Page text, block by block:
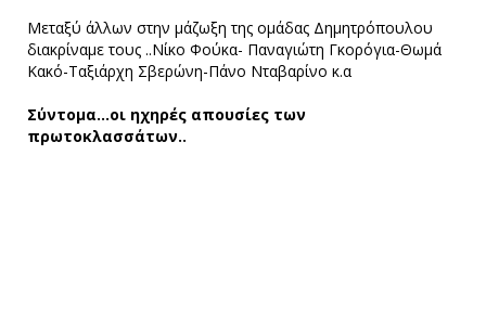
Μεταξύ άλλων στην μάζωξη της ομάδας Δημητρόπουλου
διακρίναμε τους ..Νίκο Φούκα- Παναγιώτη Γκορόγια-Θωμά
Κακό-Ταξιάρχη Σβερώνη-Πάνο Νταβαρίνο κ.α
Σύντομα...οι ηχηρές απουσίες των
πρωτοκλασσάτων..